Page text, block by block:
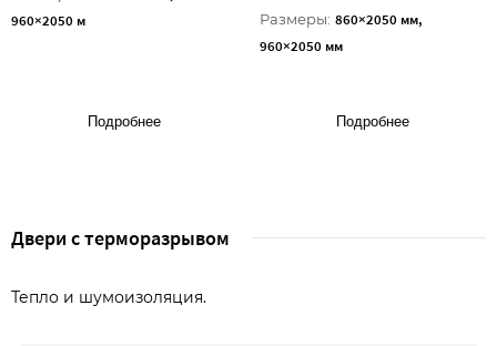
960×2050 м
Подробнее
Размеры: 860×2050 мм,
960×2050 мм
Подробнее
Двери с терморазрывом
Тепло и шумоизоляция.